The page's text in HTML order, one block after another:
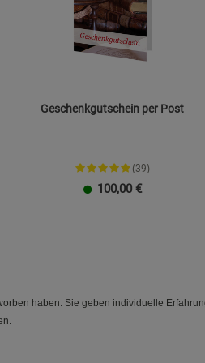
Geschenkgutschein per Post
(39)
100,00 €
haben. Sie geben individuelle
Datenschutzerklärung